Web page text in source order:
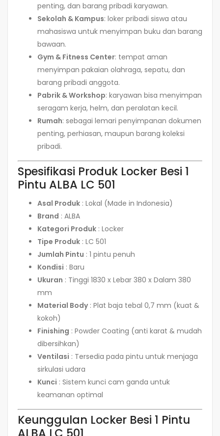
penting, dan barang pribadi karyawan.
Sekolah & Kampus: loker pribadi siswa atau
mahasiswa untuk menyimpan buku dan barang
bawaan.
Gym & Fitness Center: tempat aman
menyimpan pakaian olahraga, sepatu, dan
barang pribadi anggota.
Pabrik & Workshop: karyawan bisa menyimpan
seragam kerja, helm, dan peralatan kecil.
Rumah: sebagai lemari penyimpanan dokumen
penting, perhiasan, maupun barang koleksi
pribadi.
Spesifikasi Produk Locker Besi 1
Pintu ALBA LC 501
Asal Produk : Lokal (Made in Indonesia)
Brand : ALBA
Kategori Produk : Locker
Tipe Produk : LC 501
Jumlah Pintu : 1 pintu penuh
Kondisi : Baru
Ukuran : Tinggi 1830 x Lebar 380 x Dalam 380
mm
Material Body: Plat baja tebal 0,7 mm (kuat &
kokoh)
Finishing : Powder Coating (anti karat & mudah
dibersihkan)
Ventilasi : Tersedia pada pintu untuk menjaga
sirkulasi udara
Kunci : Sistem kunci cam ganda untuk
keamanan optimal
Keunggulan Locker Besi 1 Pintu